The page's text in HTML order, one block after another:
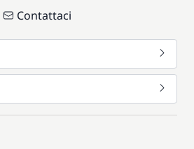
Contattaci